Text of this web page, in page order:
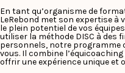
En tant qu’organisme de
LeRebond met son expertise à
le plein potentiel de vos
utiliser la méthode DISC à des
personnels, notre programme
vous. Il combine
offrir une expérience unique et